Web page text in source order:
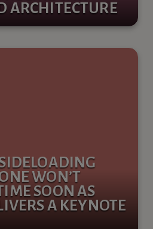
ARCHITECTURE
WON’T
SOON AS
A KEYNOTE